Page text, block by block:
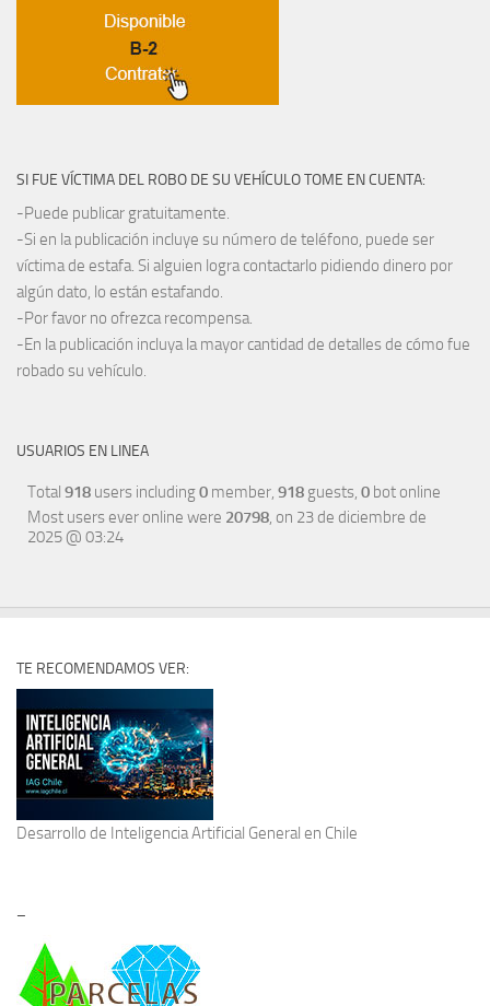
SI FUE VÍCTIMA DEL ROBO DE SU VEHÍCULO TOME EN CUENTA:
-Puede publicar gratuitamente.
-Si en la publicación incluye su número de teléfono, puede ser
víctima de estafa. Si alguien logra contactarlo pidiendo dinero por
algún dato, lo están estafando.
-Por favor no ofrezca recompensa.
-En la publicación incluya la mayor cantidad de detalles de cómo fue
robado su vehículo.
USUARIOS EN LINEA
Total 918 users including0 member, 918 guests, 0 bot online
Most users ever online were 20798, on 23 de diciembre de
2025 @ 03:24
TE RECOMENDAMOS VER:
Desarrollo de Inteligencia Artificial General en Chile
–